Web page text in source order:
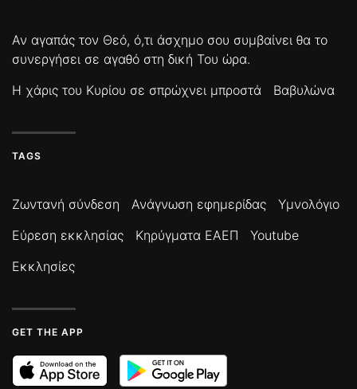
Αν αγαπάς τον Θεό, ό,τι άσχημο σου συμβαίνει θα το
συνεργήσει σε αγαθό στη δική Του ώρα.
Η χάρις του Κυρίου σε σπρώχνει μπροστά
Βαβυλώνα
TAGS
Ζωντανή σύνδεση Ανάγνωση εφημερίδας
Υμνολόγιο
Εύρεση εκκλησίας
Κηρύγματα ΕΑΕΠ
Youtube
Εκκλησίες
GET THE APP